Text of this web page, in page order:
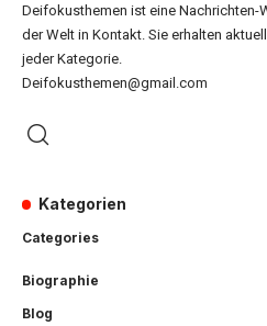
Deifokusthemen ist eine Nachrichten-
der Welt in Kontakt. Sie erhalten
jeder Kategorie.
Deifokusthemen@gmail.com
Kategorien
Categories
Biographie
Blog